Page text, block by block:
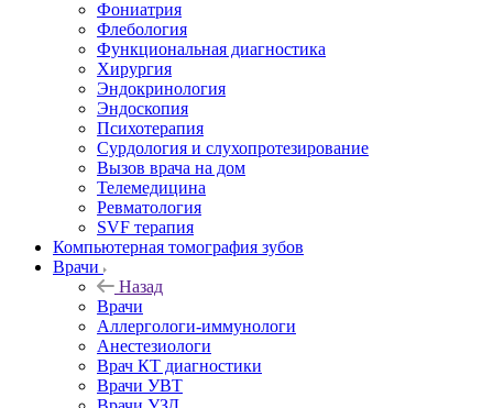
Фониатрия
Флебология
Функциональная диагностика
Хирургия
Эндокринология
Эндоскопия
Психотерапия
Сурдология и слухопротезирование
Вызов врача на дом
Телемедицина
Ревматология
SVF терапия
Компьютерная томография зубов
Врачи
Назад
Врачи
Аллергологи-иммунологи
Анестезиологи
Врач КТ диагностики
Врачи УВТ